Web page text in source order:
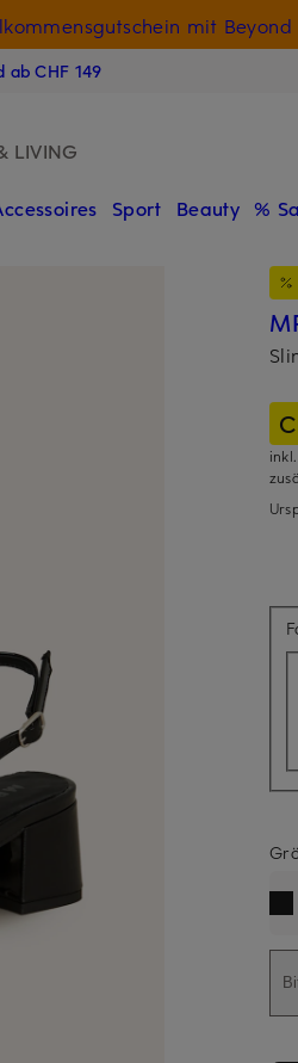
mit Beyond
ab CHF 149
LIVING
Sport Beauty %